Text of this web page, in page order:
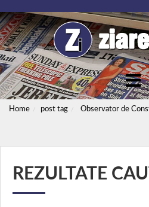
Home post tag Observator de
REZULTATE